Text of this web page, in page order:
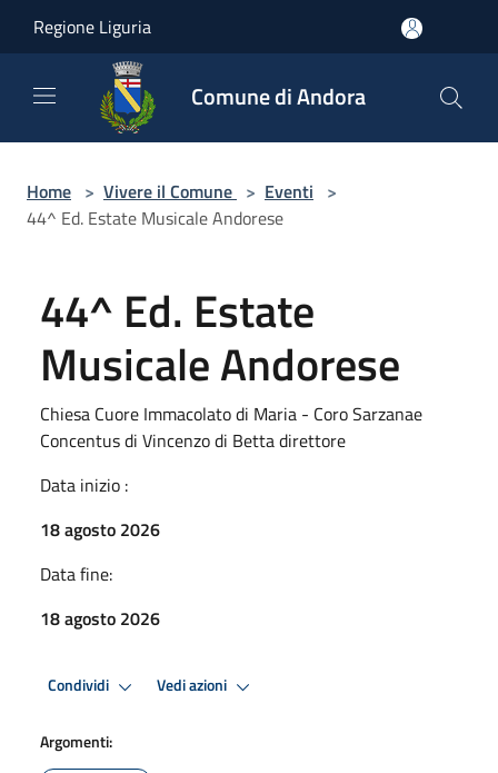
Regione Liguria
Comune di Andora
Home > Vivere il Comune > Eventi >
44^ Ed. Estate Musicale Andorese
44^ Ed. Estate
Musicale Andorese
Chiesa Cuore Immacolato di Maria - Coro Sarzanae
Concentus di Vincenzo di Betta direttore
Data inizio :
18 agosto 2026
Data fine:
18 agosto 2026
Condividi Vedi azioni
Argomenti: